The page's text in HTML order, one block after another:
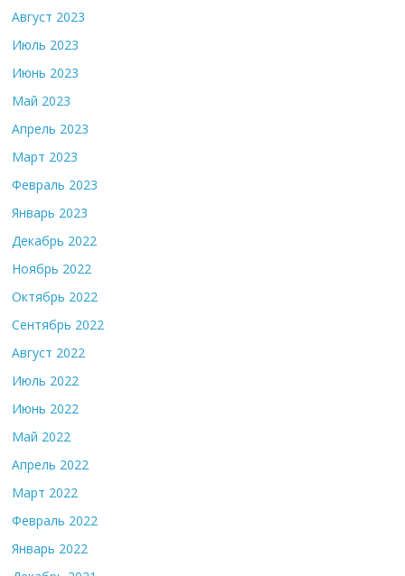
Август 2023
Июль 2023
Июнь 2023
Май 2023
Апрель 2023
Март 2023
Февраль 2023
Январь 2023
Декабрь 2022
Ноябрь 2022
Октябрь 2022
Сентябрь 2022
Август 2022
Июль 2022
Июнь 2022
Май 2022
Апрель 2022
Март 2022
Февраль 2022
Январь 2022